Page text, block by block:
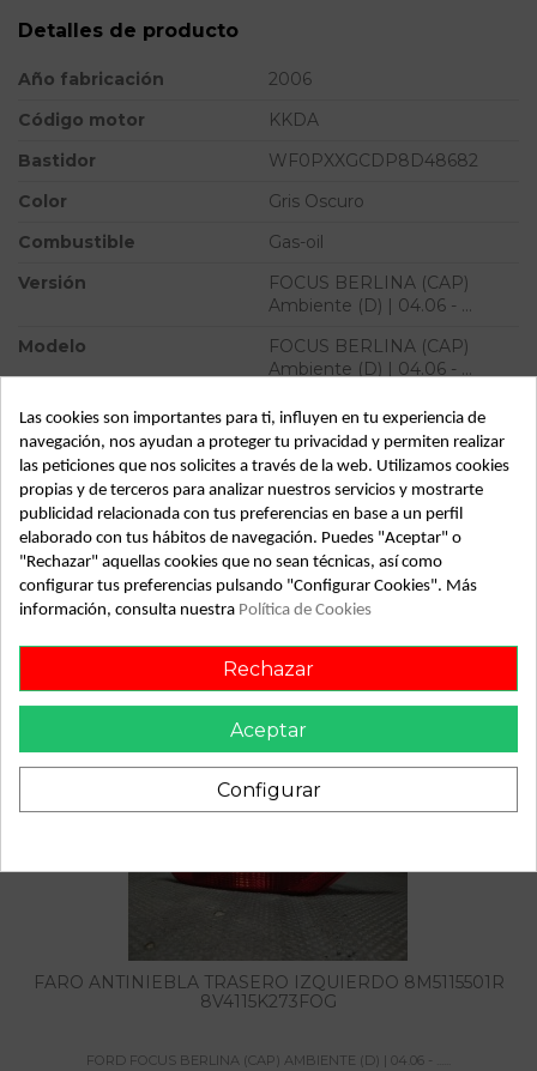
Detalles de producto
Año fabricación
2006
Código motor
KKDA
Bastidor
WF0PXXGCDP8D48682
Color
Gris Oscuro
Combustible
Gas-oil
Versión
FOCUS BERLINA (CAP)
Ambiente (D) | 04.06 - ...
Modelo
FOCUS BERLINA (CAP)
Ambiente (D) | 04.06 - ...
ID: 64629
Descripción
FORD FOCUS BERLINA (CAP) AMBIENTE (D) | 04.06 - ...
FOCUS BERLINA (CAP) AMBIENTE (D) | 04.06 - ... ford
focus berlina (cap) ambiente (d) | 04.06 - ... del año 2006
También podría gustarte
FARO ANTINIEBLA TRASERO IZQUIERDO 8M5115501R
8V4115K273FOG
FORD FOCUS BERLINA (CAP) AMBIENTE (D) | 04.06 - ......
Las cookies son importantes para ti, influyen en tu experiencia de
navegación, nos ayudan a proteger tu privacidad y permiten realizar
las peticiones que nos solicites a través de la web. Utilizamos cookies
propias y de terceros para analizar nuestros servicios y mostrarte
publicidad relacionada con tus preferencias en base a un perfil
elaborado con tus hábitos de navegación. Puedes "Aceptar" o
"Rechazar" aquellas cookies que no sean técnicas, así como
configurar tus preferencias pulsando "Configurar Cookies". Más
información, consulta nuestra Política de Cookies
Rechazar
Aceptar
Configurar